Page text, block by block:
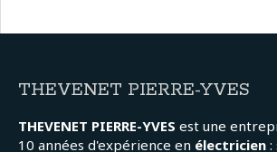
THEVENET PIERRE-YVES
THEVENET PIERRE-YVES est une
10 années d'expérience en électricien :